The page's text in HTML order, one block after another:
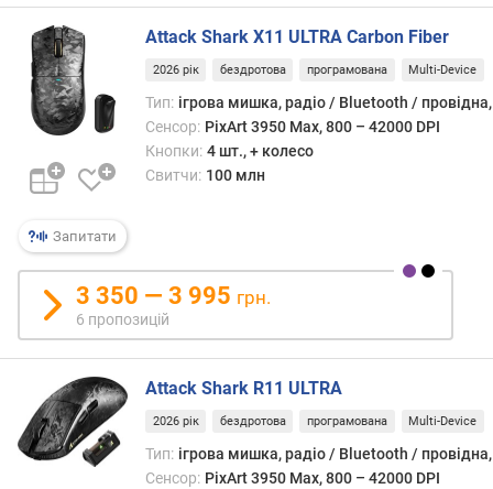
о
д
а
в
а
н
н
я
з
а
к
і
л
ь
і
с
т
ю
Запитати
Attack Shark X11 ULTRA Carbon Fiber
2026 рік бездротова програмована Multi-Device
Тип: ігрова мишка, радіо / Bluetooth / провідна,
Сенсор: PixArt 3950 Max, 800 – 42000 DPI
Кнопки: 4 шт., + колесо
Свитчи: 100 млн
3 350 — 3 995 грн.
6 пропозицій
Attack Shark R11 ULTRA
2026 рік бездротова програмована Multi-Device
Тип: ігрова мишка, радіо / Bluetooth / провідна,
Сенсор: PixArt 3950 Max, 800 – 42000 DPI